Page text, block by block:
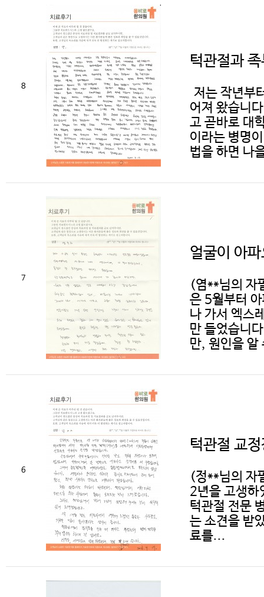
8
턱관절과
저는 작년부
어져 왔습니
고 곧바로 대
이라는 병명
법을 하면 나
7
얼굴이 아
(염**님의 자
은 5월부터
나 가서 엑스
만 들었습니
만, 원인을 알
6
턱관절 교
(정**님의 자
2년을 고생
턱관절 전문
는 소견을 받
료를...